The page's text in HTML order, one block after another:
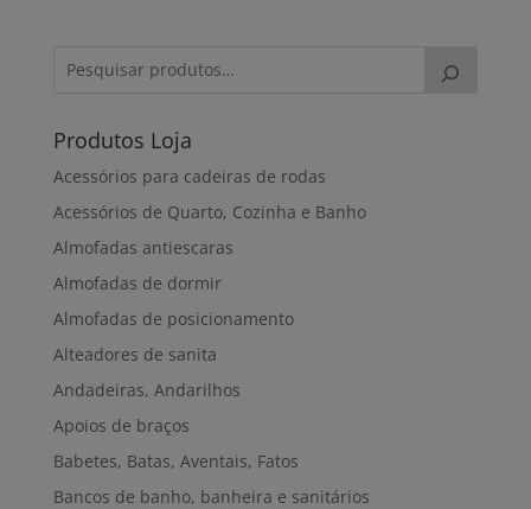
Produtos Loja
Acessórios para cadeiras de rodas
Acessórios de Quarto, Cozinha e Banho
Almofadas antiescaras
Almofadas de dormir
Almofadas de posicionamento
Alteadores de sanita
Andadeiras, Andarilhos
Apoios de braços
Babetes, Batas, Aventais, Fatos
Bancos de banho, banheira e sanitários